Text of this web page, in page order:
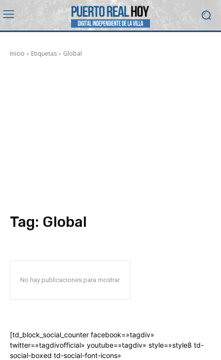
Inicio Etiquetas Global
Tag: Global
No hay publicaciones para mostrar
[td_block_social_counter facebook=»tagdiv»
twitter=»tagdivofficial» youtube=»tagdiv» style=»style8 td-
social-boxed td-social-font-icons»